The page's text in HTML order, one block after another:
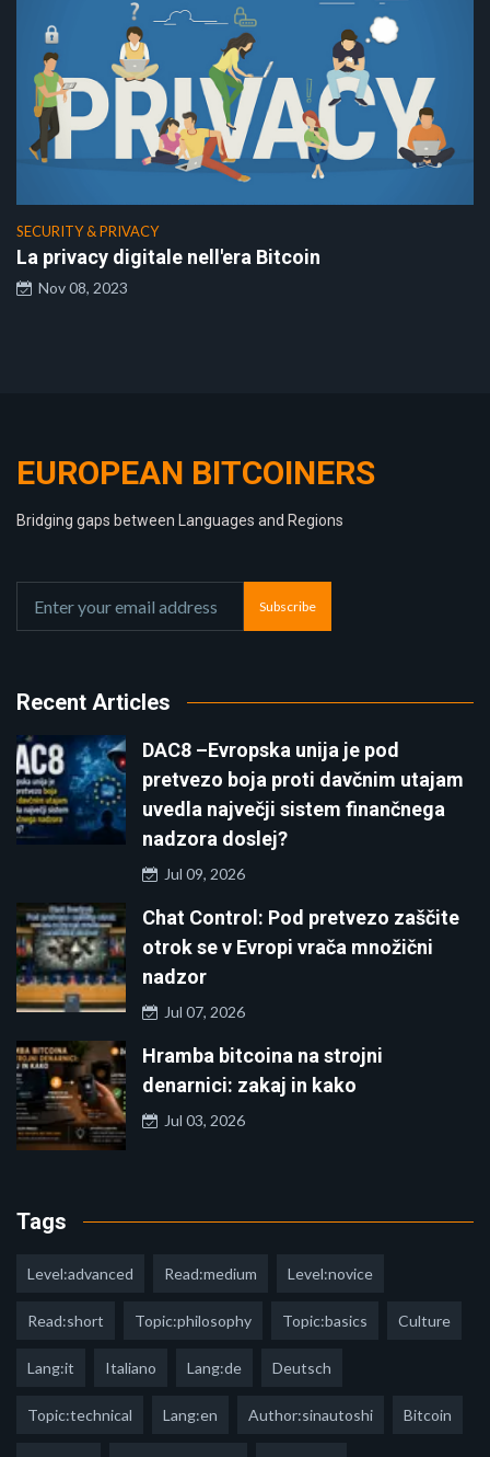
SECURITY & PRIVACY
La privacy digitale nell'era Bitcoin
Nov 08, 2023
EUROPEAN BITCOINERS
Bridging gaps between Languages and Regions
Subscribe
Recent Articles
DAC8 –Evropska unija je pod
pretvezo boja proti davčnim utajam
uvedla največji sistem finančnega
nadzora doslej?
Jul 09, 2026
Chat Control: Pod pretvezo zaščite
otrok se v Evropi vrača množični
nadzor
Jul 07, 2026
Hramba bitcoina na strojni
denarnici: zakaj in kako
Jul 03, 2026
Tags
Level:advanced Read:medium Level:novice
Read:short Topic:philosophy Topic:basics Culture
Lang:it Italiano Lang:de Deutsch
Topic:technical Lang:en Author:sinautoshi Bitcoin